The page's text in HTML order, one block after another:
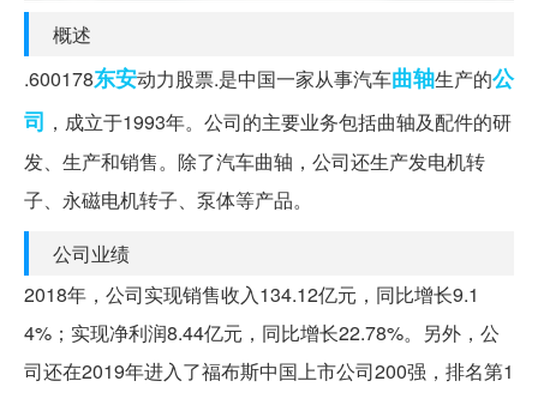
概述
.600178东安动力股票.是中国一家从事汽车曲轴生产的公
司 ，成立于1993年。公司的主要业务包括曲轴及配件的研
发、生产和销售。除了汽车曲轴，公司还生产发电机转
子、永磁电机转子、泵体等产品。
公司业绩
2018年，公司实现销售收入134.12亿元，同比增长9.1
4%；实现净利润8.44亿元，同比增长22.78%。另外，公
司还在2019年进入了福布斯中国上市公司200强，排名第1